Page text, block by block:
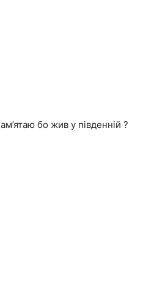
бо жив у південній ?